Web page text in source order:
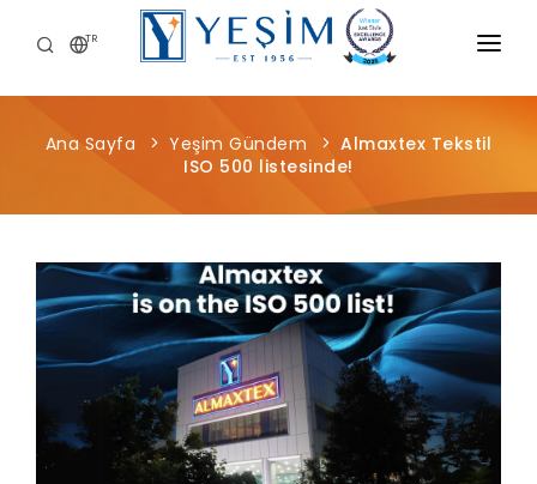
TR
KURUMSAL
ÜRÜNLERIMIZ
ÖNCE İNSAN
KARIYER
SÜRDÜRÜLEBILIRLIK
MEDYA MERKEZI
Ana Sayfa Yeşim Gündem
Almaxtex Tekstil
ISO 500 listesinde!